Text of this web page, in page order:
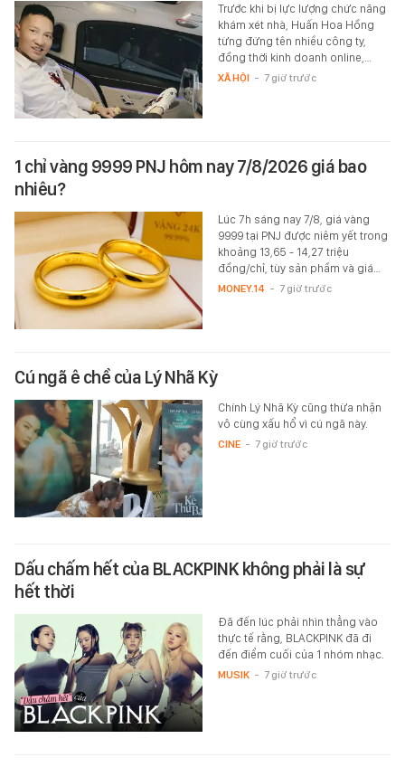
Trước khi bị lực lượng chức năng
khám xét nhà, Huấn Hoa Hồng
từng đứng tên nhiều công ty,
đồng thời kinh doanh online,…
XÃ HỘI - 7 giờ trước
1 chỉ vàng 9999 PNJ hôm nay 7/8/2026 giá bao
nhiêu?
Lúc 7h sáng nay 7/8, giá vàng
9999 tại PNJ được niêm yết trong
khoảng 13,65 - 14,27 triệu
đồng/chỉ, tùy sản phầm và giá…
MONEY.14 - 7 giờ trước
Cú ngã ê chề của Lý Nhã Kỳ
Chính Lý Nhã Kỳ cũng thừa nhận
vô cùng xấu hổ vì cú ngã này.
CINE - 7 giờ trước
Dấu chấm hết của BLACKPINK không phải là sự
hết thời
Đã đến lúc phải nhìn thẳng vào
thực tế rằng, BLACKPINK đã đi
đến điểm cuối của 1 nhóm nhạc.
MUSIK - 7 giờ trước